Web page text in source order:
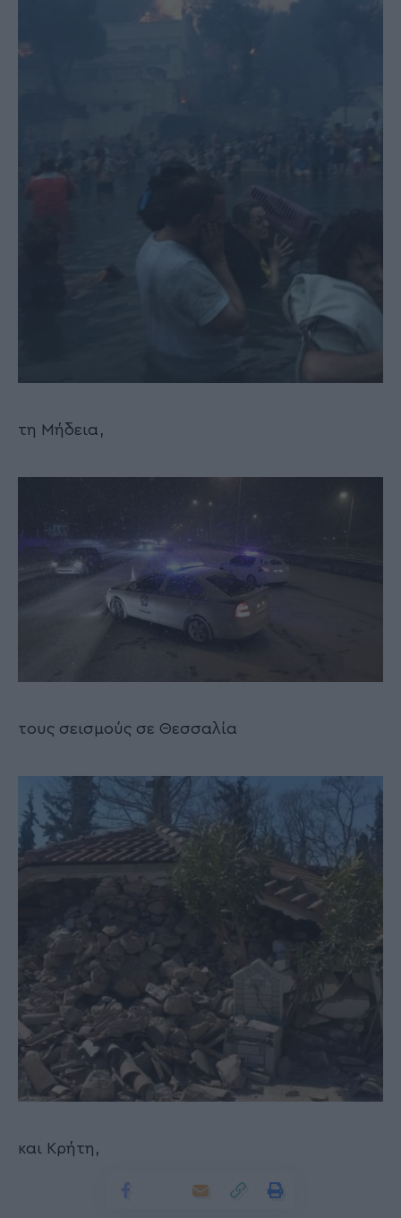
τη Μήδεια,
τους σεισμούς σε Θεσσαλία
και Κρήτη,